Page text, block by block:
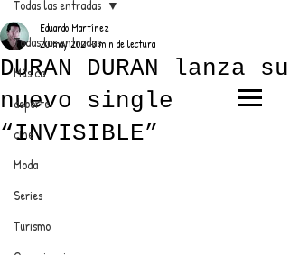
EL TRENDY TOP
CON EDDY MARTINEZ
Todas las entradas
Música
deporte
cine
Moda
Series
Turismo
Todas las entradas
DURAN DURAN lanza su
nuevo single
“INVISIBLE”
Eduardo Martínez
20 may 20213 min de lectura